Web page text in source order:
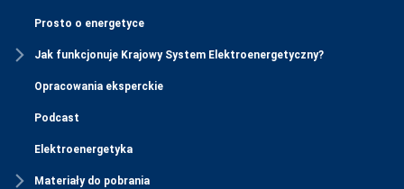
Prosto o energetyce
Jak funkcjonuje Krajowy System Elektroenergetyczny?
Opracowania eksperckie
Podcast
Elektroenergetyka
Materiały do pobrania